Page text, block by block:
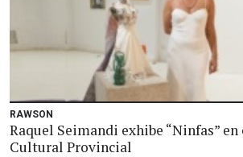
RAWSON
Raquel Seimandi exhibe “Ninfas”
Cultural Provincial